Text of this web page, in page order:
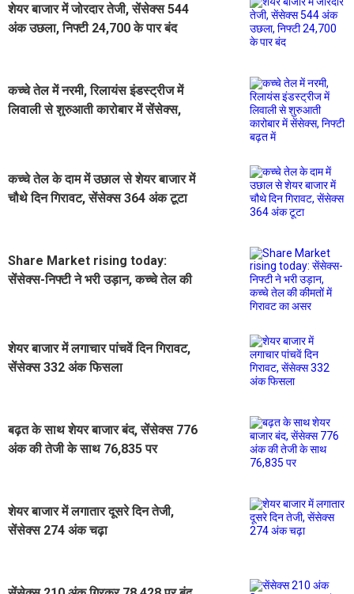
शेयर बाजार में जोरदार तेजी, सेंसेक्स 544
अंक उछला, निफ्टी 24,700 के पार बंद
कच्चे तेल में नरमी, रिलायंस इंडस्ट्रीज में
लिवाली से शुरुआती कारोबार में सेंसेक्स,
कच्चे तेल के दाम में उछाल से शेयर बाजार में
चौथे दिन गिरावट, सेंसेक्स 364 अंक टूटा
Share Market rising today:
सेंसेक्स-निफ्टी ने भरी उड़ान, कच्चे तेल की
शेयर बाजार में लगाचार पांचवें दिन गिरावट,
सेंसेक्स 332 अंक फिसला
बढ़त के साथ शेयर बाजार बंद, सेंसेक्स 776
अंक की तेजी के साथ 76,835 पर
शेयर बाजार में लगातार दूसरे दिन तेजी,
सेंसेक्स 274 अंक चढ़ा